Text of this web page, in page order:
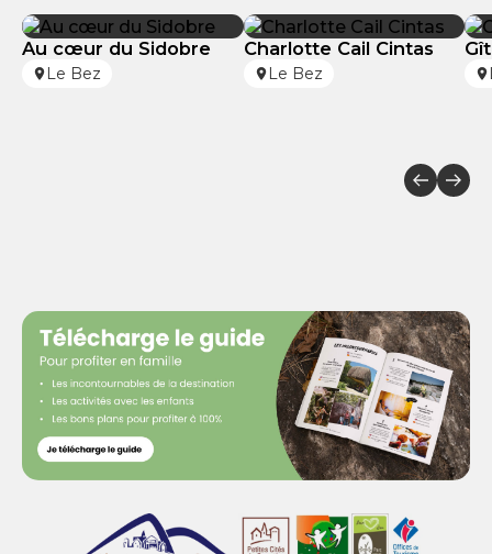
Au cœur du Sidobre
Le Bez
Charlotte Cail Cintas
Le Bez